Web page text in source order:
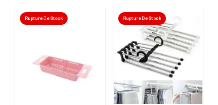
Rupture De Stock Rupture De Stock